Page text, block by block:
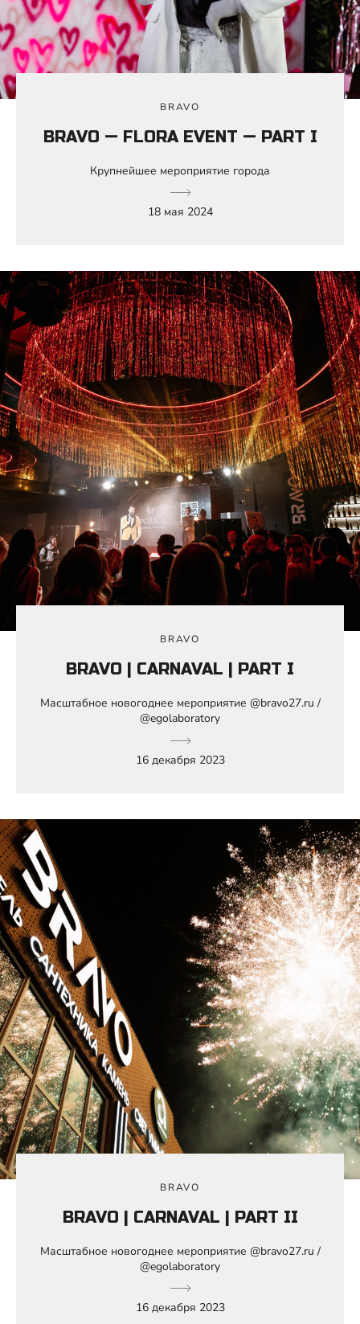
BRAVO
BRAVO — FLORA EVENT — PART I
Крупнейшее мероприятие города
18 мая 2024
BRAVO
BRAVO | CARNAVAL | PART I
Масштабное новогоднее мероприятие @bravo27.ru /
@egolaboratory
16 декабря 2023
BRAVO
BRAVO | CARNAVAL | PART II
Масштабное новогоднее мероприятие @bravo27.ru /
@egolaboratory
16 декабря 2023